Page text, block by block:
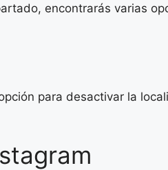
encontrarás varias
para desactivar la